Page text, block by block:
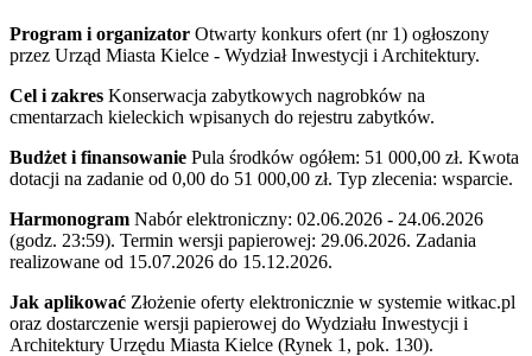
Program i organizator Otwarty konkurs ofert (nr 1) ogłoszony
przez Urząd Miasta Kielce - Wydział Inwestycji i Architektury.
Cel i zakres Konserwacja zabytkowych nagrobków na
cmentarzach kieleckich wpisanych do rejestru zabytków.
Budżet i finansowanie Pula środków ogółem: 51 000,00 zł. Kwota
dotacji na zadanie od 0,00 do 51 000,00 zł. Typ zlecenia: wsparcie.
Harmonogram Nabór elektroniczny: 02.06.2026 - 24.06.2026
(godz. 23:59). Termin wersji papierowej: 29.06.2026. Zadania
realizowane od 15.07.2026 do 15.12.2026.
Jak aplikować Złożenie oferty elektronicznie w systemie witkac.pl
oraz dostarczenie wersji papierowej do Wydziału Inwestycji i
Architektury Urzędu Miasta Kielce (Rynek 1, pok. 130).